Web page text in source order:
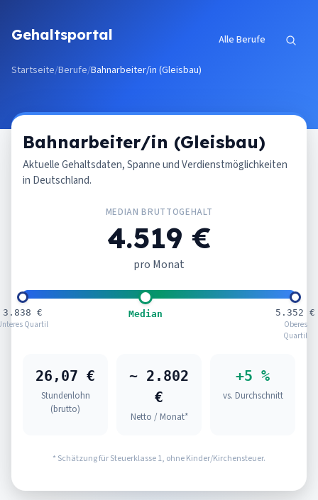
Gehaltsportal Alle Berufe
Startseite/Berufe/Bahnarbeiter/in (Gleisbau)
Bahnarbeiter/in (Gleisbau)
Aktuelle Gehaltsdaten, Spanne und Verdienstmöglichkeiten
in Deutschland.
MEDIAN BRUTTOGEHALT
4.519 €
pro Monat
3.838 €
Quartil
Median
5.352 €
Oberes
Quartil
26,07 €
Stundenlohn
(brutto)
~ 2.802
€
Netto / Monat*
+5 %
vs. Durchschnitt
* Schätzung für Steuerklasse 1, ohne Kinder/Kirchensteuer.